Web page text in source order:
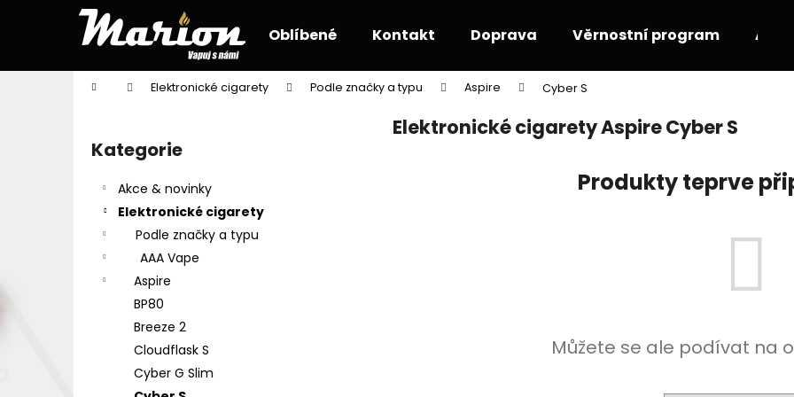
Oblíbené Kontakt Doprava Věrnostní program
Domů Elektronické cigarety Podle značky a typu Aspire Cyber S
Přeskočit
kategorie
Kategorie
Akce & novinky
Elektronické cigarety
Podle značky a typu
AAA Vape
Aspire
BP80
Breeze 2
Cloudflask S
Cyber G Slim
Elektronické cigarety Aspire Cyber S
Produkty teprve
Můžete se ale podívat na
í
Zpět
do
Zpět
do
Co potřebujete najít?